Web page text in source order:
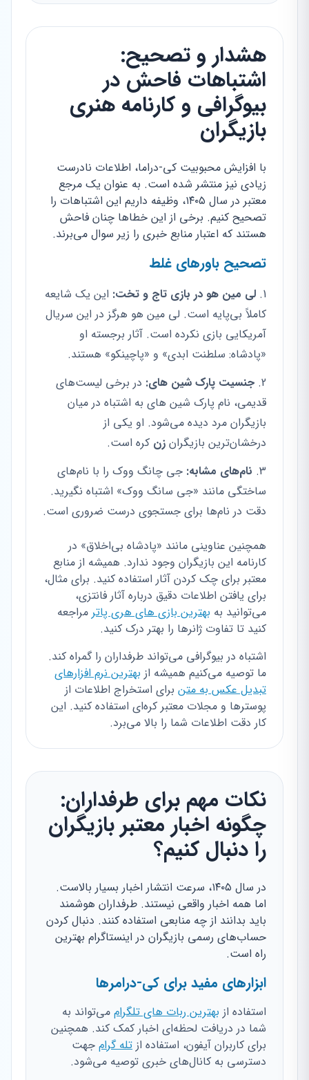
هشدار و تصحیح:
اشتباهات فاحش در
بیوگرافی و کارنامه هنری
بازیگران
با افزایش محبوبیت کی-دراما، اطلاعات نادرست
زیادی نیز منتشر شده است. به عنوان یک مرجع
معتبر در سال ۱۴۰۵، وظیفه داریم این اشتباهات را
تصحیح کنیم. برخی از این خطاها چنان فاحش
هستند که اعتبار منابع خبری را زیر سوال می‌برند.
تصحیح باورهای غلط
لی مین هو در بازی تاج و تخت: این یک شایعه
کاملاً بی‌پایه است. لی مین هو هرگز در این سریال
آمریکایی بازی نکرده است. آثار برجسته او
«پادشاه: سلطنت ابدی» و «پاچینکو» هستند.
جنسیت پارک شین های: در برخی لیست‌های
قدیمی، نام پارک شین های به اشتباه در میان
بازیگران مرد دیده می‌شود. او یکی از
درخشان‌ترین بازیگران زن کره است.
نام‌های مشابه: جی چانگ ووک را با نام‌های
ساختگی مانند «جی سانگ ووک» اشتباه نگیرید.
دقت در نام‌ها برای جستجوی درست ضروری است.
همچنین عناوینی مانند «پادشاه بی‌اخلاق» در
کارنامه این بازیگران وجود ندارد. همیشه از منابع
معتبر برای چک کردن آثار استفاده کنید. برای مثال،
برای یافتن اطلاعات دقیق درباره آثار فانتزی،
می‌توانید به بهترین بازی های هری پاتر مراجعه
کنید تا تفاوت ژانرها را بهتر درک کنید.
اشتباه در بیوگرافی می‌تواند طرفداران را گمراه کند.
ما توصیه می‌کنیم همیشه از بهترین نرم افزارهای
تبدیل عکس به متن برای استخراج اطلاعات از
پوسترها و مجلات معتبر کره‌ای استفاده کنید. این
کار دقت اطلاعات شما را بالا می‌برد.
نکات مهم برای طرفداران:
چگونه اخبار معتبر بازیگران
را دنبال کنیم؟
در سال ۱۴۰۵، سرعت انتشار اخبار بسیار بالاست.
اما همه اخبار واقعی نیستند. طرفداران هوشمند
باید بدانند از چه منابعی استفاده کنند. دنبال کردن
حساب‌های رسمی بازیگران در اینستاگرام بهترین
راه است.
ابزارهای مفید برای کی-درامرها
استفاده از بهترین ربات های تلگرام می‌تواند به
شما در دریافت لحظه‌ای اخبار کمک کند. همچنین
برای کاربران آیفون، استفاده از تله گرام جهت
دسترسی به کانال‌های خبری توصیه می‌شود.